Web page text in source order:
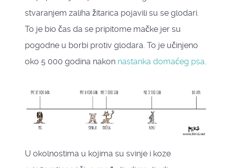
stvaranjem zaliha žitarica pojavili su se glodari.
To je bio čas da se pripitome mačke jer su
pogodne u borbi protiv glodara. To je učinjeno
oko 5 000 godina nakon nastanka domaćeg psa.
U okolnostima u kojima su svinje i koze